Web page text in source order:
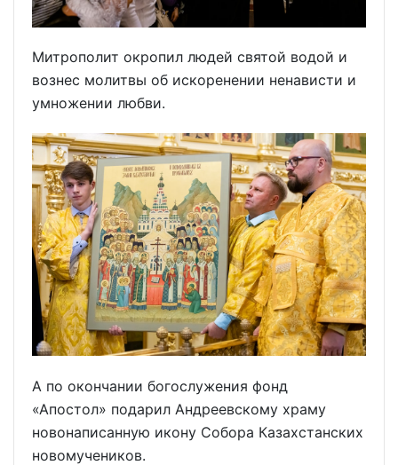
Митрополит окропил людей святой водой и
вознес молитвы об искоренении ненависти и
умножении любви.
А по окончании богослужения фонд
«Апостол» подарил Андреевскому храму
новонаписанную икону Собора Казахстанских
новомучеников.